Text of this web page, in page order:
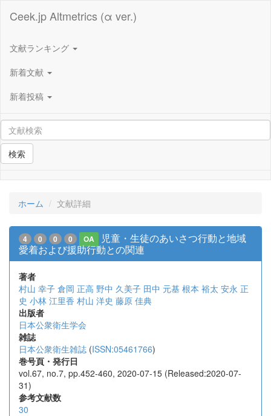
Ceek.jp Altmetrics (α ver.)
文献ランキング
新着文献
新着投稿
検索
ホーム 文献詳細
4 0 0 0 OA
児童・生徒のあいさつ行動と地域
愛着および援助行動との関連
著者
村山 幸子 倉岡 正高 野中 久美子 田中 元基 根本 裕太 安永 正
史 小林 江里香 村山 洋史 藤原 佳典
出版者
日本公衆衛生学会
雑誌
日本公衆衛生雑誌 (ISSN:05461766)
巻号頁・発行日
vol.67, no.7, pp.452-460, 2020-07-15 (Released:2020-07-
31)
参考文献数
30